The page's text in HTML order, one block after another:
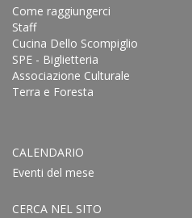
Come raggiungerci
Staff
Cucina Dello Scompiglio
SPE - Biglietteria
Associazione Culturale
Terra e Foresta
CALENDARIO
Eventi del mese
CERCA NEL SITO